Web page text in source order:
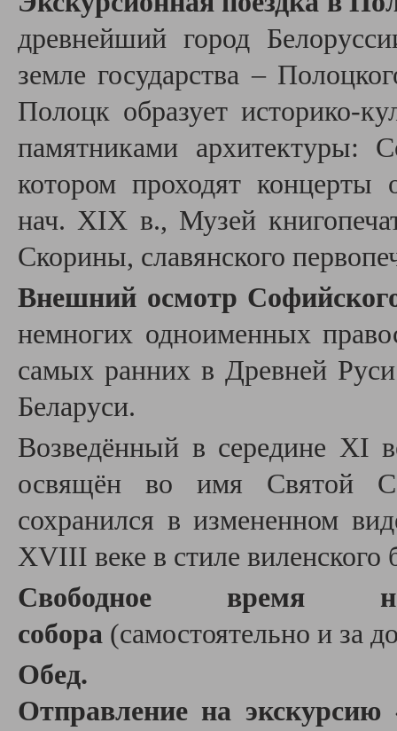
древнейший город
земле государства –
Полоцк образует историко-
памятниками
котором проходят концерты
нач. XIX в., Музей
Скорины, славянского
Внешний осмотр
немногих одноименных
самых ранних в Древней
Беларуси.
Возведённый в середине XI
освящён во имя Святой
сохранился в измененном
XVIII веке в стиле виленского
Свободное время
собора (самостоятельно и за
Обед.
Отправление на экскурсию